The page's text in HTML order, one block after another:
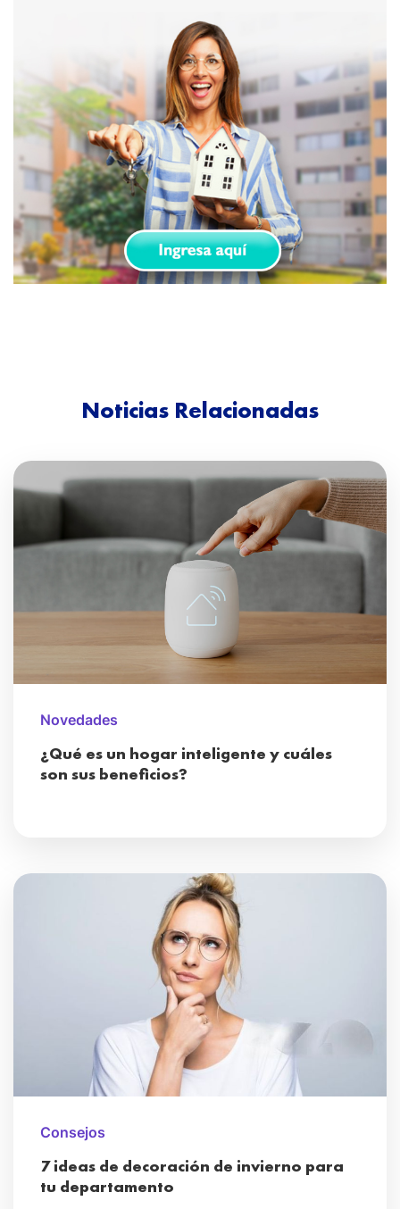
Noticias Relacionadas
Novedades
¿Qué es un hogar inteligente y cuáles
son sus beneficios?
Consejos
7 ideas de decoración de invierno para
tu departamento